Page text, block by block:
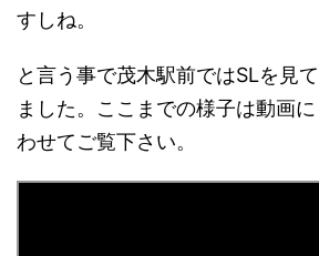
すしね。
と言う事で茂木駅前ではSLを見
ました。ここまでの様子は動画
わせてご覧下さい。